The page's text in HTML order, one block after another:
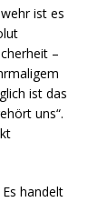
ist es
–
ist das
uns“.
handelt